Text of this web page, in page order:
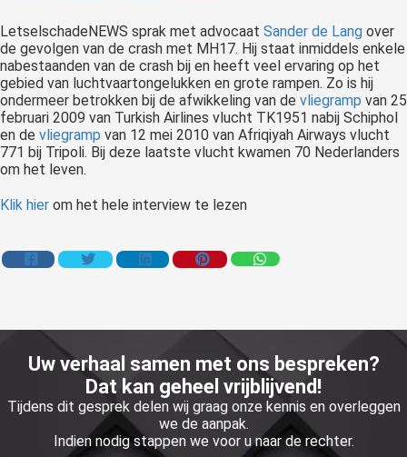
LetselschadeNEWS sprak met advocaat Sander de Lang over
de gevolgen van de crash met MH17. Hij staat inmiddels enkele
nabestaanden van de crash bij en heeft veel ervaring op het
gebied van luchtvaartongelukken en grote rampen. Zo is hij
ondermeer betrokken bij de afwikkeling van de vliegramp van 25
februari 2009 van Turkish Airlines vlucht TK1951 nabij Schiphol
en de vliegramp van 12 mei 2010 van Afriqiyah Airways vlucht
771 bij Tripoli. Bij deze laatste vlucht kwamen 70 Nederlanders
om het leven.
Klik hier om het hele interview te lezen
Uw verhaal samen met ons bespreken?
Dat kan geheel vrijblijvend!
Tijdens dit gesprek delen wij graag onze kennis en overleggen
we de aanpak.
Indien nodig stappen we voor u naar de rechter.